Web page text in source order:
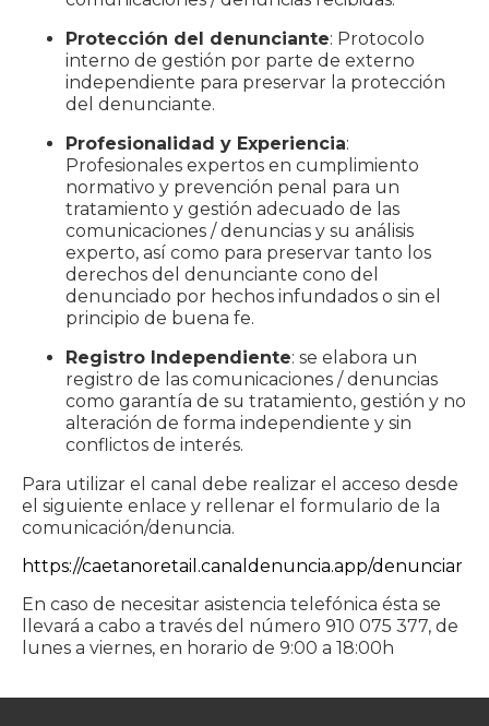
Protección del denunciante: Protocolo
interno de gestión por parte de externo
independiente para preservar la protección
del denunciante.
Profesionalidad y Experiencia:
Profesionales expertos en cumplimiento
normativo y prevención penal para un
tratamiento y gestión adecuado de las
comunicaciones / denuncias y su análisis
experto, así como para preservar tanto los
derechos del denunciante cono del
denunciado por hechos infundados o sin el
principio de buena fe.
Registro Independiente: se elabora un
registro de las comunicaciones / denuncias
como garantía de su tratamiento, gestión y no
alteración de forma independiente y sin
conflictos de interés.
Para utilizar el canal debe realizar el acceso desde
el siguiente enlace y rellenar el formulario de la
comunicación/denuncia.
https://caetanoretail.canaldenuncia.app/denunciar
En caso de necesitar asistencia telefónica ésta se
llevará a cabo a través del número 910 075 377, de
lunes a viernes, en horario de 9:00 a 18:00h